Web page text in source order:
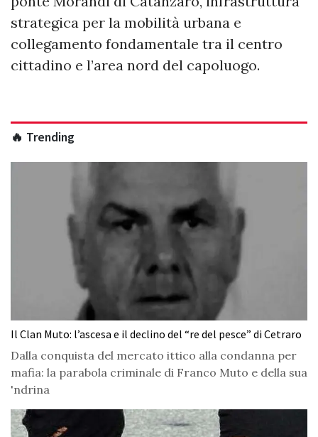
strategica per la mobilità urbana e
collegamento fondamentale tra il centro
cittadino e l’area nord del capoluogo.
🔥 Trending
Il Clan Muto: l’ascesa e il declino del “re del pesce” di Cetraro
Dalla conquista del mercato ittico alla condanna per
mafia: la parabola criminale di Franco Muto e della sua
'ndrina